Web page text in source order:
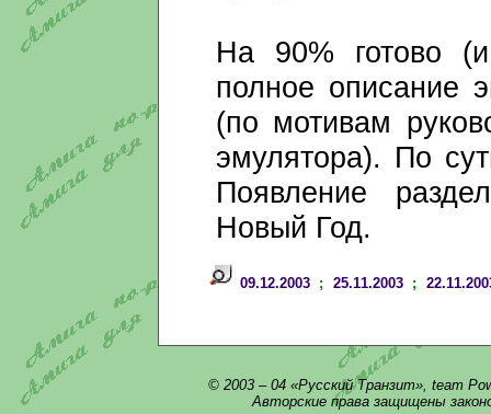
На 90% готово
полное описание
(по мотивам
эмулятора). По
Появление
Новый Год.
09.12.2003 ; 25.11.2003 ;
© 2003 – 04 «Русский Транзит», team
Авторские права защищены